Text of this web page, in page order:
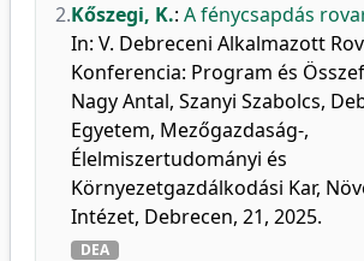
2.Kőszegi, K.: A fénycsapdás
In: V. Debreceni Alkalmazott
Konferencia: Program és
Nagy Antal, Szanyi Szabolcs,
Egyetem, Mezőgazdaság-,
Élelmiszertudományi és
Környezetgazdálkodási Kar,
Intézet, Debrecen, 21, 2025.
DEA